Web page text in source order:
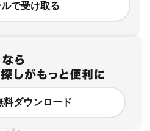
ルで受け取る
料ダウンロード